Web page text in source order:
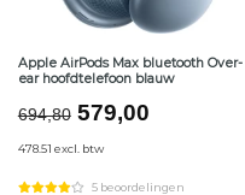
Apple AirPods Max bluetooth Over-
ear hoofdtelefoon blauw
694,80 Oorspronkelijke
was:
€694,80.
579,00Huidige
€579,00.
478.51 excl. btw
5 beoordelingen